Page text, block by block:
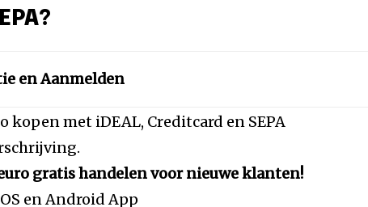
en Aanmelden
kopen met iDEAL, Creditcard en SEPA
gratis handelen voor nieuwe klanten!
en Android App